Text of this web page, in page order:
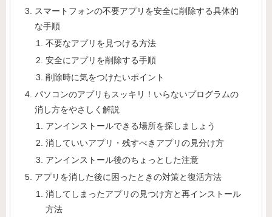
スマートフォンの不要アプリを安全に削除する具体的
な手順
不要なアプリを見つける方法
安全にアプリを削除する手順
削除時に気をつけたいポイント
パソコンのアプリもスッキリ！いらないプログラムの
消し方をやさしく解説
アンインストールできる場所を探しましょう
消していいアプリ・残すべきアプリの見分け方
アンインストール後のちょっとした注意
アプリを消した後に困ったときの対策と復活方法
消してしまったアプリの見つけ方と再インストール
方法